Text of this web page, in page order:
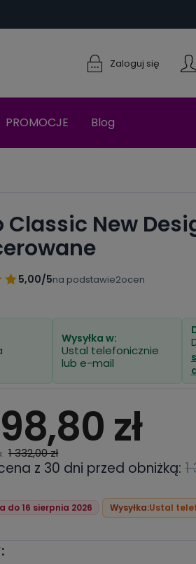
Zaloguj się
PROMOCJE Blog
Classic New
5,00/5na podstawie2ocen
Wysyłka w:
Ustal telefonicznie
lub e-mail
Cena nie zawiera
kosztów płatności
zł
1 332,00 zł
z 30 dni przed obniżką:1
Jeżeli produkt jest
krócej niż 30 dni,
do 16 sierpnia 2026 Wysyłka:Ustal
: